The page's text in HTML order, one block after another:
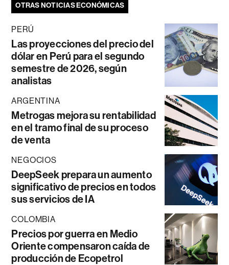
OTRAS NOTICIAS ECONÓMICAS
PERÚ
Las proyecciones del precio del
dólar en Perú para el segundo
semestre de 2026, según
analistas
ARGENTINA
Metrogas mejora su rentabilidad
en el tramo final de su proceso
de venta
NEGOCIOS
DeepSeek prepara un aumento
significativo de precios en todos
sus servicios de IA
COLOMBIA
Precios por guerra en Medio
Oriente compensaron caída de
producción de Ecopetrol